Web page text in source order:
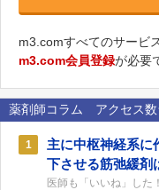
m3.comすべてのサービ
m3.com会員登録が必要
薬剤師コラム アクセス数
1
主に中枢神経系に
下させる筋弛緩剤
医師も「いいね」した